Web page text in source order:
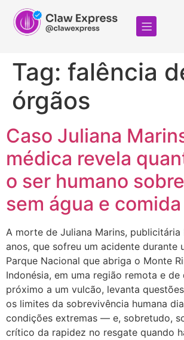
Tag: falência
órgãos
Caso Juliana
médica revela
o ser humano
sem água e comida
A morte de Juliana Marins, publicitária
anos, que sofreu um acidente durante
Parque Nacional que abriga o Monte
Indonésia, em uma região remota e
próximo a um vulcão, levanta
os limites da sobrevivência humana
condições extremas — e, sobretudo,
crítico da rapidez no resgate quando